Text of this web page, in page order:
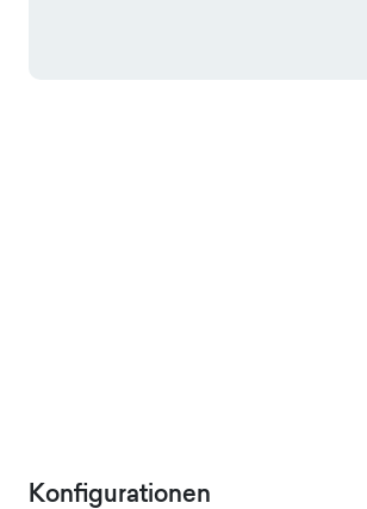
Konfigurationen